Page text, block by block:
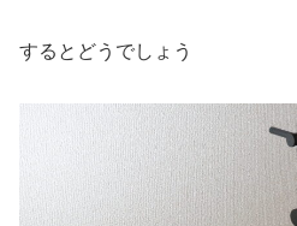
するとどうでしょう